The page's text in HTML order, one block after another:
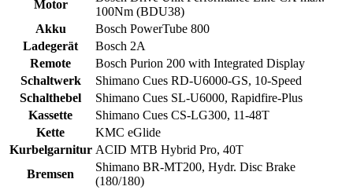
Motor
100Nm (BDU38)
Akku
Bosch PowerTube 800
Ladegerät
Bosch 2A
Remote
Bosch Purion 200 with Integrated Display
Schaltwerk
Shimano Cues RD-U6000-GS, 10-Speed
Schalthebel
Shimano Cues SL-U6000, Rapidfire-Plus
Kassette
Shimano Cues CS-LG300, 11-48T
Kette
KMC eGlide
Kurbelgarnitur ACID MTB Hybrid Pro, 40T
Bremsen
Shimano BR-MT200, Hydr. Disc Brake
(180/180)